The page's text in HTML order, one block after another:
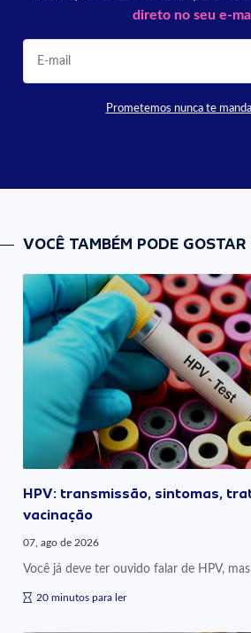
direto no seu e-
Prometemos nunca te
VOCÊ TAMBÉM PODE GOSTAR
HPV: transmissão, sintomas,
vacinação
07, ago de 2026
Você já deve ter ouvido falar de HPV,
20 minutos para ler